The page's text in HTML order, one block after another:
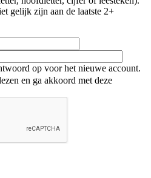
gelijk zijn aan de laatste 2+
op voor het nieuwe account.
en ga akkoord met deze